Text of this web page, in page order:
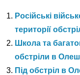
Російські
території
Школа та
обстріли в
Під обстріл в